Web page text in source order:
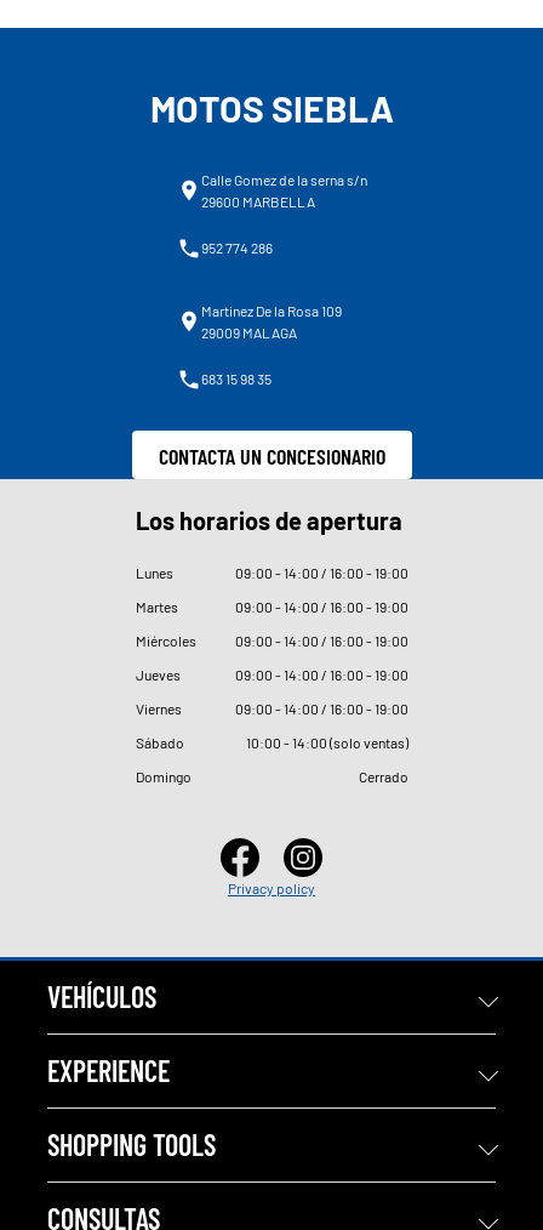
MOTOS SIEBLA
Calle Gomez de la serna s/n
29600 MARBELLA
952 774 286
Martinez De la Rosa 109
29009 MALAGA
683 15 98 35
CONTACTA UN CONCESIONARIO
Los horarios de apertura
Lunes 09:00 - 14:00 / 16:00 - 19:00
Martes
09:00 - 14:00 / 16:00 - 19:00
Miércoles
09:00 - 14:00 / 16:00 - 19:00
Jueves
09:00 - 14:00 / 16:00 - 19:00
Viernes
09:00 - 14:00 / 16:00 - 19:00
Sábado
10:00 - 14:00 (solo ventas)
Domingo
Cerrado
Privacy policy
VEHÍCULOS
EXPERIENCE
SHOPPING TOOLS
CONSULTAS